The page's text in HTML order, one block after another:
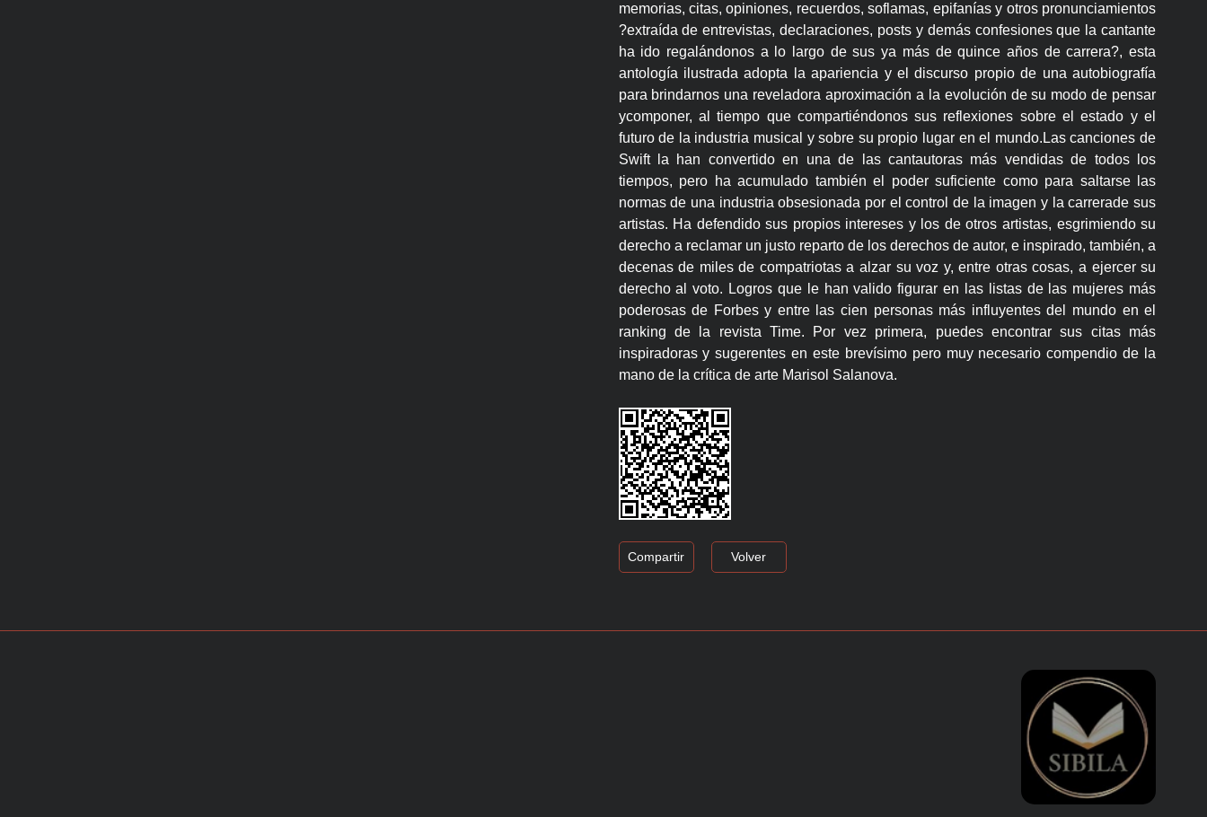
memorias, citas, opiniones, recuerdos, soflamas, epifanías y otros pronunciamientos
?extraída de entrevistas, declaraciones, posts y demás confesiones que la cantante
ha ido regalándonos a lo largo de sus ya más de quince años de carrera?, esta
antología ilustrada adopta la apariencia y el discurso propio de una autobiografía
para brindarnos una reveladora aproximación a la evolución de su modo de pensar
ycomponer, al tiempo que compartiéndonos sus reflexiones sobre el estado y el
futuro de la industria musical y sobre su propio lugar en el mundo.Las canciones de
Swift la han convertido en una de las cantautoras más vendidas de todos los
tiempos, pero ha acumulado también el poder suficiente como para saltarse las
normas de una industria obsesionada por el control de la imagen y la carrerade sus
artistas. Ha defendido sus propios intereses y los de otros artistas, esgrimiendo su
derecho a reclamar un justo reparto de los derechos de autor, e inspirado, también, a
decenas de miles de compatriotas a alzar su voz y, entre otras cosas, a ejercer su
derecho al voto. Logros que le han valido figurar en las listas de las mujeres más
poderosas de Forbes y entre las cien personas más influyentes del mundo en el
ranking de la revista Time. Por vez primera, puedes encontrar sus citas más
inspiradoras y sugerentes en este brevísimo pero muy necesario compendio de la
mano de la crítica de arte Marisol Salanova.
Compartir Volver